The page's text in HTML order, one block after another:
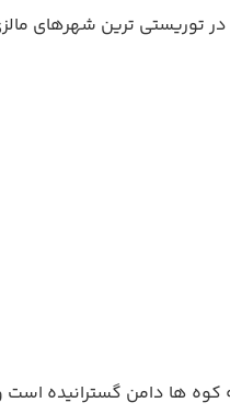
توریستی ترین شهرهای
ها دامن گسترانیده